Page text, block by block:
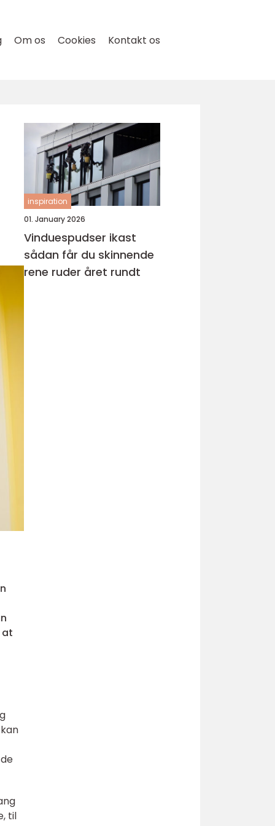
Om os Cookies Kontakt os
at
til
inspiration
01. January 2026
Vinduespudser ikast
sådan får du skinnende
rene ruder året rundt